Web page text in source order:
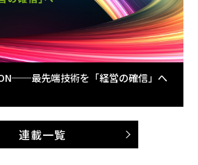
最先端技術を「経営の確信」へ
連載一覧